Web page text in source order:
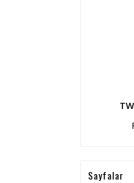
Sayfalar